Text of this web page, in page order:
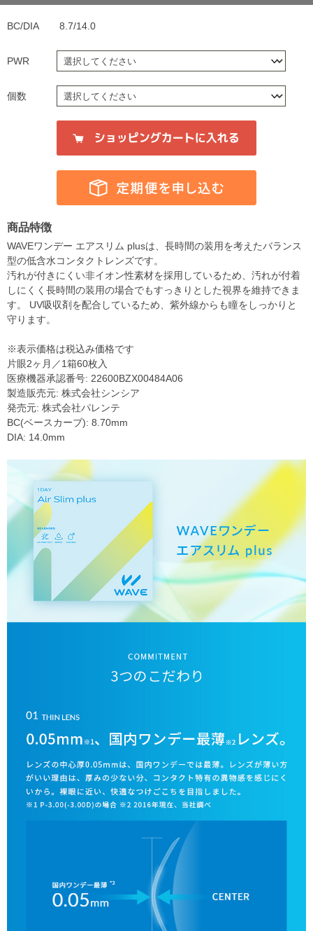
BC/DIA 8.7/14.0
PWR
個数
商品特徴
WAVEワンデー エアスリム plusは、長時間の装用を考えたバランス
型の低含水コンタクトレンズです。
汚れが付きにくい非イオン性素材を採用しているため、汚れが付着
しにくく長時間の装用の場合でもすっきりとした視界を維持できま
す。 UV吸収剤を配合しているため、紫外線からも瞳をしっかりと
守ります。
※表示価格は税込み価格です
片眼2ヶ月／1箱60枚入
医療機器承認番号: 22600BZX00484A06
製造販売元: 株式会社シンシア
発売元: 株式会社パレンテ
BC(ベースカーブ): 8.70mm
DIA: 14.0mm